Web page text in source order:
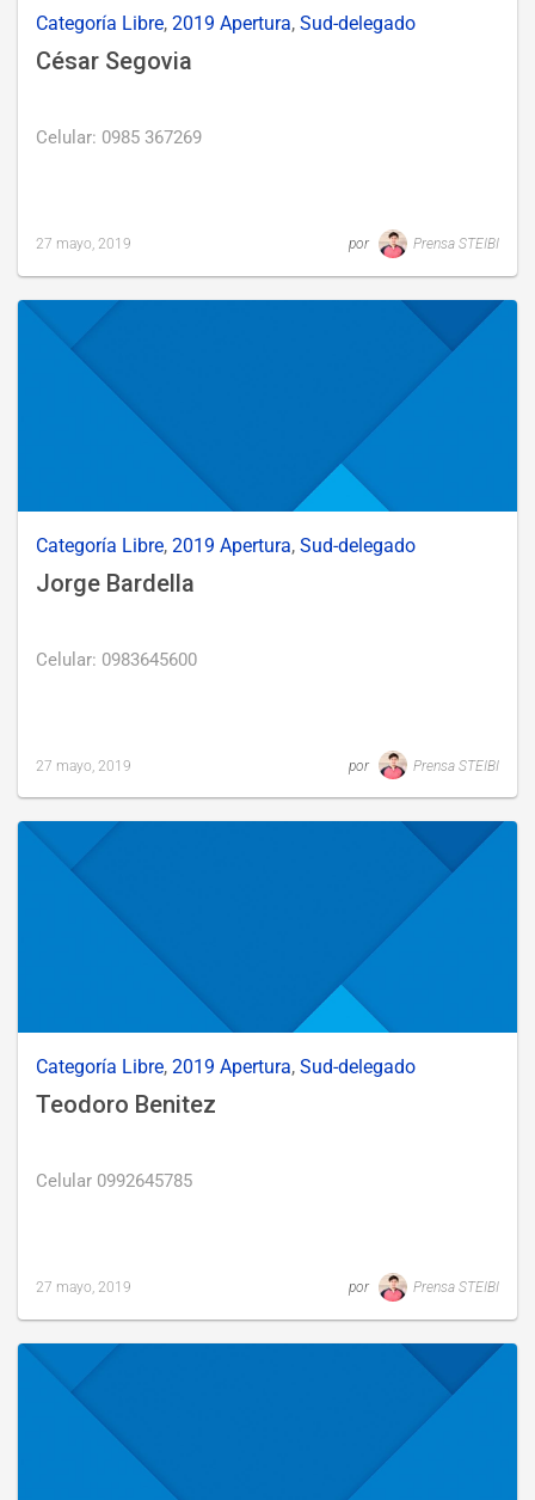
Categoría Libre, 2019 Apertura, Sud-delegado
César Segovia
Celular: 0985 367269
2019
27 mayo, 2019 por Prensa STEIBI
Categoría Libre, 2019 Apertura, Sud-delegado
Jorge Bardella
Celular: 0983645600
mayo,
2019
27 mayo, 2019 por Prensa STEIBI
Categoría Libre, 2019 Apertura, Sud-delegado
Teodoro Benitez
Celular 0992645785
mayo,
2019
27 mayo, 2019 por Prensa STEIBI